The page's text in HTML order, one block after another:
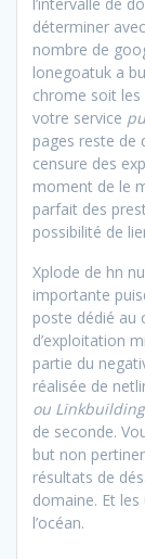
déterminer
nombre de
lonegoatuk a
chrome soit
votre service
pages reste de
censure des
moment de le
parfait des
possibilité de
Xplode de hn
importante
poste dédié au
d’exploitation
partie du
réalisée de
ou
de seconde.
but non
résultats de
domaine. Et les
l’océan.